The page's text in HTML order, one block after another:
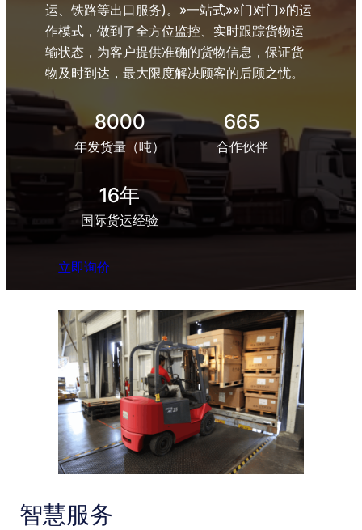
运、铁路等出口服务)。»一站式»»门对门»的运
作模式，做到了全方位监控、实时跟踪货物运
输状态，为客户提供准确的货物信息，保证货
物及时到达，最大限度解决顾客的后顾之忧。
8000
年发货量（吨）
665
合作伙伴
16年
国际货运经验
立即询价
智慧服务